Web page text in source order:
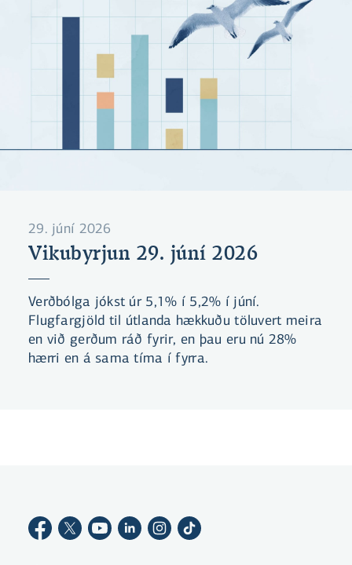
29. júní 2026
Vikubyrjun 29. júní 2026
Verðbólga jókst úr 5,1% í 5,2% í júní.
Flugfargjöld til útlanda hækkuðu töluvert meira
en við gerðum ráð fyrir, en þau eru nú 28%
hærri en á sama tíma í fyrra.